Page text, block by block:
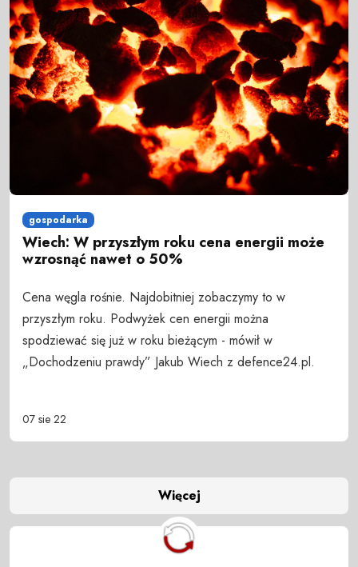
gospodarka
Wiech: W przyszłym roku cena energii może
wzrosnąć nawet o 50%
Cena węgla rośnie. Najdobitniej zobaczymy to w
przyszłym roku. Podwyżek cen energii można
spodziewać się już w roku bieżącym - mówił w
„Dochodzeniu prawdy” Jakub Wiech z defence24.pl.
07 sie 22
Więcej